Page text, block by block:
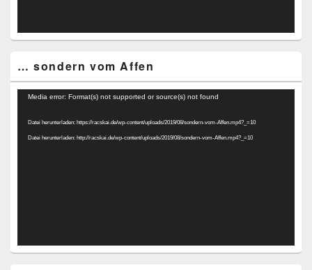
… sondern vom Affen
Video-
Media error: Format(s) not supported or source(s) not found
Datei herunterladen: https://racskai.de/wp-content/uploads/2019/08/sondern-vom-Affen.mp4?_=10
Datei herunterladen: http://racskai.de/wp-content/uploads/2019/08/sondern-vom-Affen.mp4?_=10